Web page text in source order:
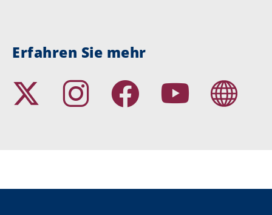
Erfahren Sie mehr